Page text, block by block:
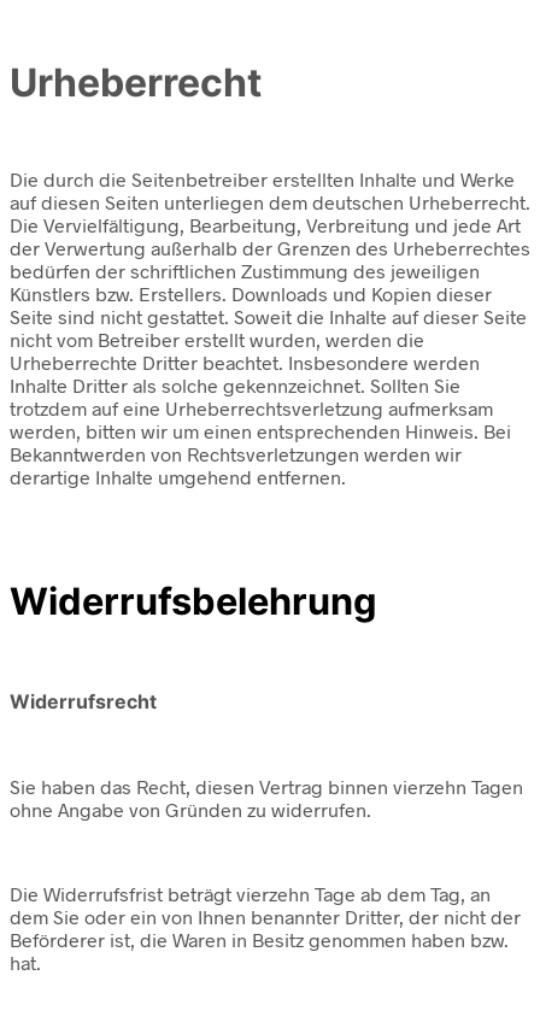
Urheberrecht
Die durch die Seitenbetreiber erstellten Inhalte und Werke
auf diesen Seiten unterliegen dem deutschen Urheberrecht.
Die Vervielfältigung, Bearbeitung, Verbreitung und jede Art
der Verwertung außerhalb der Grenzen des Urheberrechtes
bedürfen der schriftlichen Zustimmung des jeweiligen
Künstlers bzw. Erstellers. Downloads und Kopien dieser
Seite sind nicht gestattet. Soweit die Inhalte auf dieser Seite
nicht vom Betreiber erstellt wurden, werden die
Urheberrechte Dritter beachtet. Insbesondere werden
Inhalte Dritter als solche gekennzeichnet. Sollten Sie
trotzdem auf eine Urheberrechtsverletzung aufmerksam
werden, bitten wir um einen entsprechenden Hinweis. Bei
Bekanntwerden von Rechtsverletzungen werden wir
derartige Inhalte umgehend entfernen.
Widerrufsbelehrung
Widerrufsrecht
Sie haben das Recht, diesen Vertrag binnen vierzehn Tagen
ohne Angabe von Gründen zu widerrufen.
Die Widerrufsfrist beträgt vierzehn Tage ab dem Tag, an
dem Sie oder ein von Ihnen benannter Dritter, der nicht der
Beförderer ist, die Waren in Besitz genommen haben bzw.
hat.